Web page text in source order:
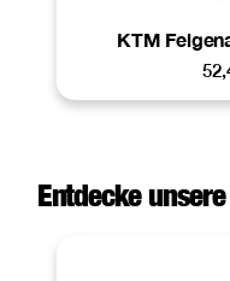
KTM
Entdecke